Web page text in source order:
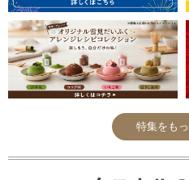
特集をも